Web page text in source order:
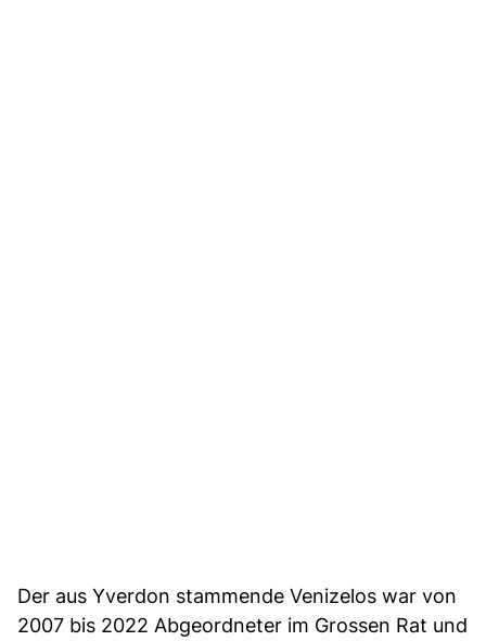
Der aus Yverdon stammende Venizelos war von
2007 bis 2022 Abgeordneter im Grossen Rat und